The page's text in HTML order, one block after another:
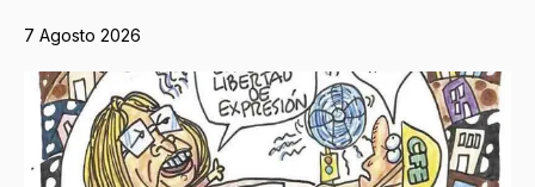
7 Agosto 2026